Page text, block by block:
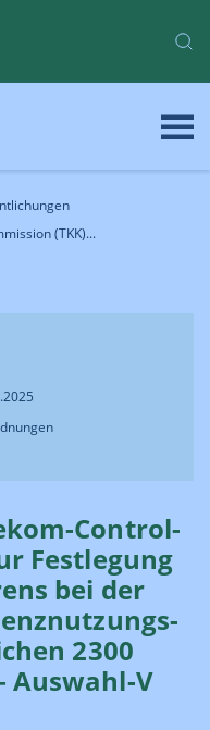
(TKK)...
Control-
Festlegung
bei der
2300
Auswahl-V